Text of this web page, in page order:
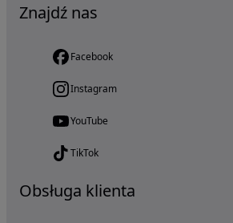
Znajdź nas
Facebook
Instagram
YouTube
TikTok
Obsługa klienta